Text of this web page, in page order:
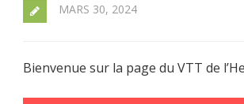
MARS 30, 2024
Bienvenue sur la page du VTT de